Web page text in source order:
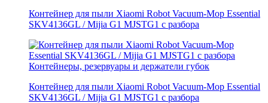
Контейнер для пыли Xiaomi Robot Vacuum-Mop Essential
SKV4136GL / Mijia G1 MJSTG1 с разбора
Контейнеры, резервуары и держатели губок
Контейнер для пыли Xiaomi Robot Vacuum-Mop Essential
SKV4136GL / Mijia G1 MJSTG1 с разбора